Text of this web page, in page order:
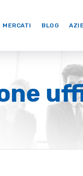
MERCATI BLOG